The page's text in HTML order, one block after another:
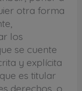
otra forma
los
se cuente
y explícita
es titular
derechos, o